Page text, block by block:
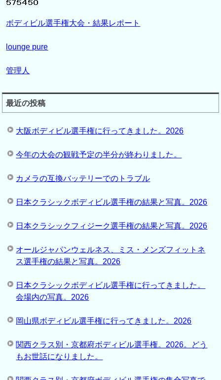
ボディビル選手権大会・結果レポート
lounge pure
管理人
最近の投稿
大阪ボディビル選手権に行ってきました。2026
今年の大会の観戦予定の半分が終わりました。
カメラの互換バッテリーでのトラブル
日本クラシックボディビル選手権の結果と写真。2026
日本クラシックフィジーク選手権の結果と写真。2026
オールジャパンウェルネス、ミス・メンズフィットネ
ス選手権の結果と写真。2026
日本クラシックボディビル選手権に行ってきました。
会場内の写真。2026
岡山県ボディビル選手権に行ってきました。2026
関西クラス別・京都府ボディビル選手権。2026。どう
もお世話になりました。